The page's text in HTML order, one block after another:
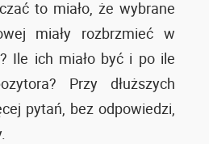
to miało, że wybrane
miały rozbrzmieć w
Ile ich miało być i po ile
Przy dłuższych
pytań, bez odpowiedzi,